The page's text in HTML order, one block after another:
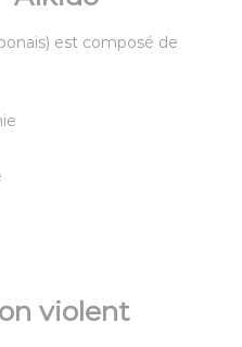
est composé de
violent